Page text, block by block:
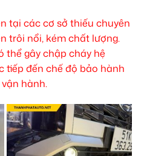
tại các cơ sở thiếu chuyên
trôi nổi, kém chất lượng.
thể gây chập cháy hệ
tiếp đến chế độ bảo hành
hành.